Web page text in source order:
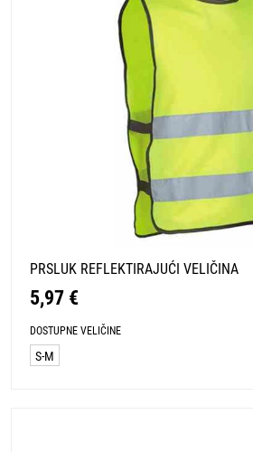
PRSLUK REFLEKTIRAJUĆI VELIČINA
5,97 €
DOSTUPNE VELIČINE
S-M